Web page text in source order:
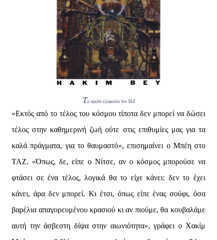
Το πρώτο εξώφυλλο του ΤΑΖ
«Εκτός από το τέλος του κόσμου τίποτα δεν μπορεί να δώσει
τέλος στην καθημερινή ζωή ούτε στις επιθυμίες μας για τα
καλά πράγματα, για το θαυμαστό», επισημαίνει ο Μπέη στο
ΤΑΖ. «Όπως, δε, είπε ο Νίτσε, αν ο κόσμος μπορούσε να
φτάσει σε ένα τέλος, λογικά θα το είχε κάνει: δεν το έχει
κάνει, άρα δεν μπορεί. Κι έτσι, όπως είπε ένας σούφι, όσα
βαρέλια απαγορευμένου κρασιού κι αν πιούμε, θα κουβαλάμε
αυτή την άσβεστη δίψα στην αιωνιότητα», γράφει ο Χακίμ